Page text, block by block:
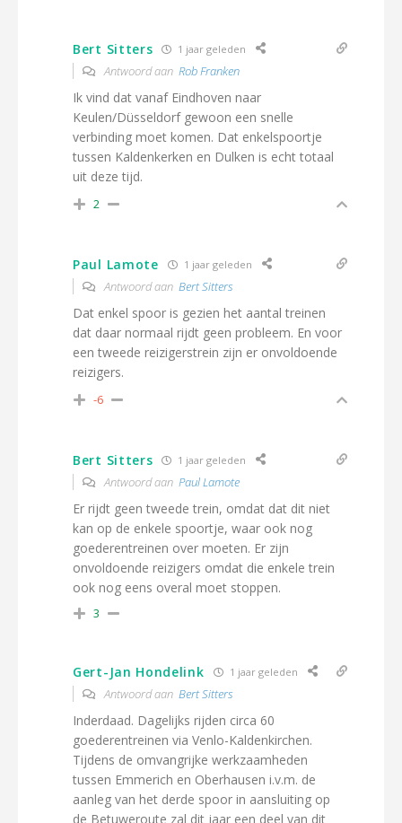
Bert Sitters 1 jaar geleden
Antwoord aan Rob Franken
Ik vind dat vanaf Eindhoven naar
Keulen/Düsseldorf gewoon een snelle
verbinding moet komen. Dat enkelspoortje
tussen Kaldenkerken en Dulken is echt totaal
uit deze tijd.
2
Paul Lamote 1 jaar geleden
Antwoord aan Bert Sitters
Dat enkel spoor is gezien het aantal treinen
dat daar normaal rijdt geen probleem. En voor
een tweede reizigerstrein zijn er onvoldoende
reizigers.
-6
Bert Sitters 1 jaar geleden
Antwoord aan Paul Lamote
Er rijdt geen tweede trein, omdat dat dit niet
kan op de enkele spoortje, waar ook nog
goederentreinen over moeten. Er zijn
onvoldoende reizigers omdat die enkele trein
ook nog eens overal moet stoppen.
3
Gert-Jan Hondelink 1 jaar geleden
Antwoord aan Bert Sitters
Inderdaad. Dagelijks rijden circa 60
goederentreinen via Venlo-Kaldenkirchen.
Tijdens de omvangrijke werkzaamheden
tussen Emmerich en Oberhausen i.v.m. de
aanleg van het derde spoor in aansluiting op
de Betuweroute zal dit jaar een deel van dit